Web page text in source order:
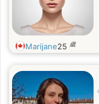
Marijane25 歳